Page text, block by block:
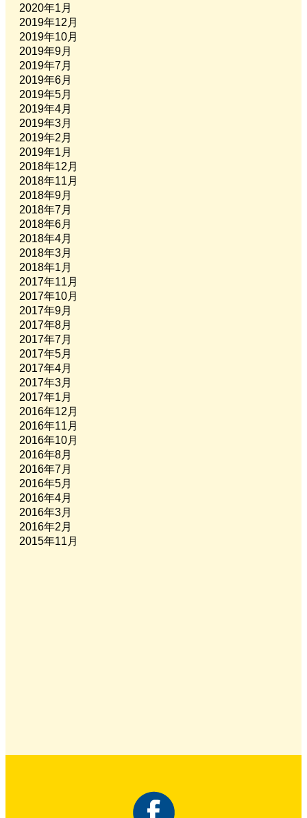
2020年1月
2019年12月
2019年10月
2019年9月
2019年7月
2019年6月
2019年5月
2019年4月
2019年3月
2019年2月
2019年1月
2018年12月
2018年11月
2018年9月
2018年7月
2018年6月
2018年4月
2018年3月
2018年1月
2017年11月
2017年10月
2017年9月
2017年8月
2017年7月
2017年5月
2017年4月
2017年3月
2017年1月
2016年12月
2016年11月
2016年10月
2016年8月
2016年7月
2016年5月
2016年4月
2016年3月
2016年2月
2015年11月